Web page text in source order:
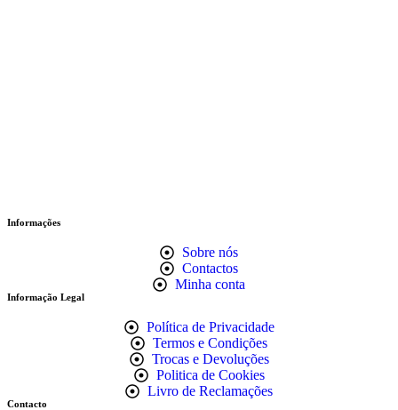
Informações
Sobre nós
Contactos
Minha conta
Informação Legal
Política de Privacidade
Termos e Condições
Trocas e Devoluções
Politica de Cookies
Livro de Reclamações
Contacto